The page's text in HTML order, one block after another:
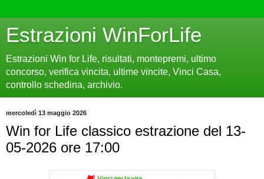
Estrazioni WinForLife
Estrazioni Win for Life, risultati, montepremi, ultimo
concorso, verifica vincita, ultime vincite, Vinci Casa,
controllo schedina, archivio.
mercoledì 13 maggio 2026
Win for Life classico estrazione del 13-
05-2026 ore 17:00